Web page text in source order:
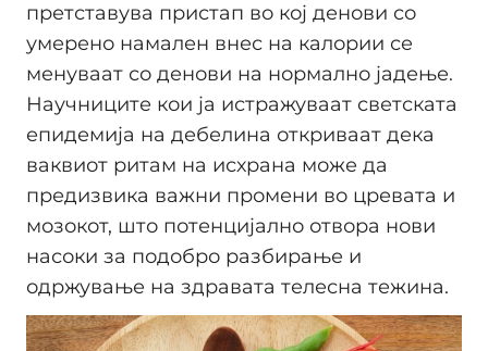
претставува пристап во кој денови со
умерено намален внес на калории се
менуваат со денови на нормално јадење.
Научниците кои ја истражуваат светската
епидемија на дебелина откриваат дека
ваквиот ритам на исхрана може да
предизвика важни промени во цревата и
мозокот, што потенцијално отвора нови
насоки за подобро разбирање и
одржување на здравата телесна тежина.